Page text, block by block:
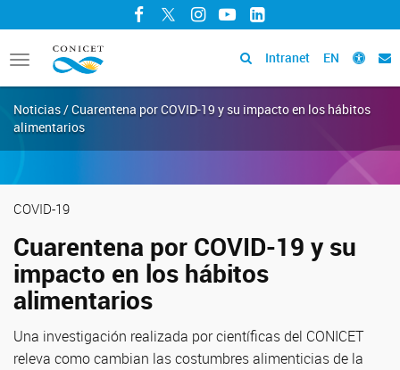
Facebook
TwitterInstagram
YouTubeLinkedIn
Toggle
navigation
Intranet EN
Noticias / Cuarentena por COVID-19 y su impacto en los hábitos
alimentarios
COVID-19
Cuarentena por COVID-19 y su
impacto en los hábitos
alimentarios
Una investigación realizada por científicas del CONICET
releva como cambian las costumbres alimenticias de la